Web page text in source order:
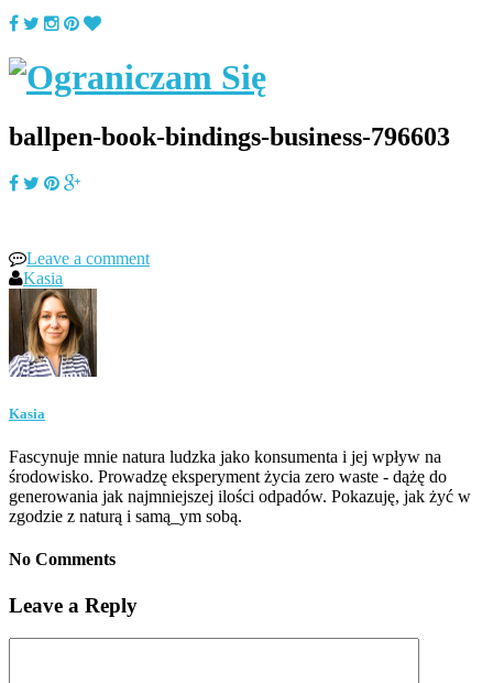
ballpen-book-bindings-business-796603
Leave a comment
Kasia
Kasia
Fascynuje mnie natura ludzka jako konsumenta i jej wpływ na
środowisko. Prowadzę eksperyment życia zero waste - dążę do
generowania jak najmniejszej ilości odpadów. Pokazuję, jak żyć w
zgodzie z naturą i samą_ym sobą.
No Comments
Leave a Reply